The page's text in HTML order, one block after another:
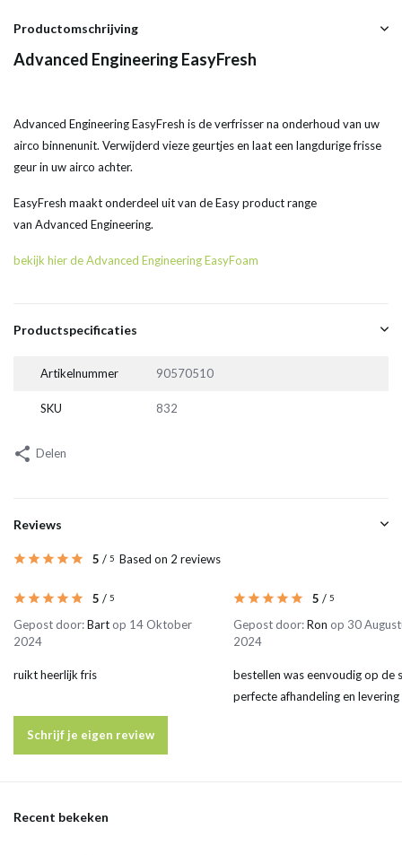
Productomschrijving
Advanced Engineering EasyFresh
Advanced Engineering EasyFresh is de verfrisser na onderhoud van uw
airco binnenunit. Verwijderd vieze geurtjes en laat een langdurige frisse
geur in uw airco achter.
EasyFresh maakt onderdeel uit van de Easy product range
van Advanced Engineering.
bekijk hier de Advanced Engineering EasyFoam
Productspecificaties
Artikelnummer 90570510
SKU 832
Delen
Reviews
5 / 5 Based on 2 reviews
5 / 5
Gepost door:Bart op 14 Oktober
2024
ruikt heerlijk fris
5 / 5
Gepost door:Ron op 30
2024
bestellen was eenvoudig op de
perfecte afhandeling en levering
Schrijf je eigen review
Recent bekeken